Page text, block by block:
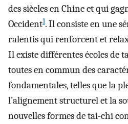
des siècles en Chine et qui
Occident1. Il consiste en une
ralentis qui renforcent et
Il existe différentes écoles de
toutes en commun des
fondamentales, telles que la
l’alignement structurel et la
nouvelles formes de tai-chi